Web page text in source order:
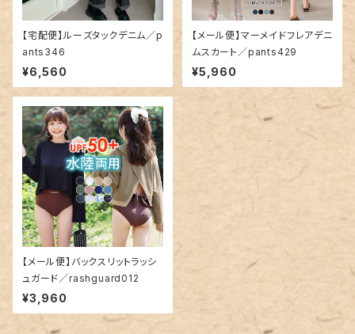
【宅配便】ルーズタックデニム／p
ants346
¥6,560
【メール便】マーメイドフレアデニ
ムスカート／pants429
¥5,960
【メール便】バックスリットラッシ
ュガード／rashguard012
¥3,960